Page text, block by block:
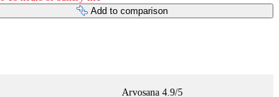
Add to comparison
Arvosana 4.9/5